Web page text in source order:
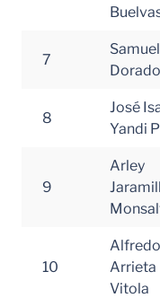
7
Dorado
8
José
Yandi
9
Arley
10
Alfredo
Arrieta
Vitola